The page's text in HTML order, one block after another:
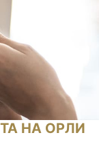
НА ОРЛИ